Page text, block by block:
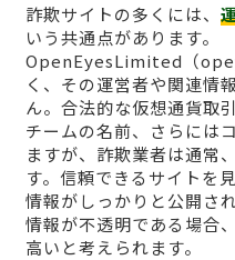
詐欺サイトの多くには、
いう共通点があります。
OpenEyesLimited（
く、その運営者や関連情
ん。合法的な仮想通貨取
チームの名前、さらには
ますが、詐欺業者は通常
す。信頼できるサイトを
情報がしっかりと公開さ
情報が不透明である場合
高いと考えられます。